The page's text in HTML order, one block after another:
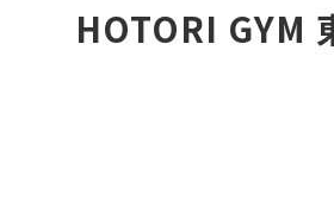
HOTORI GYM